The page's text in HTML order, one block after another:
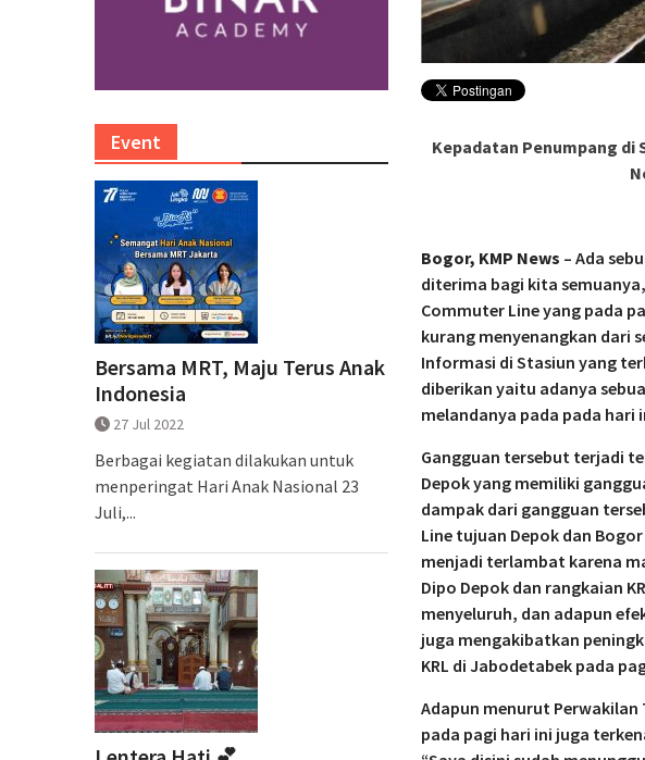
Kepadatan Penumpang di
Bogor, KMP News – Ada
diterima bagi kita
Commuter Line yang pada
kurang menyenangkan dari
Informasi di Stasiun yang
diberikan yaitu adanya
melandanya pada pada hari
Gangguan tersebut terjadi
Depok yang memiliki
dampak dari gangguan
Line tujuan Depok dan
menjadi terlambat karena
Dipo Depok dan rangkaian
menyeluruh, dan adapun
juga mengakibatkan
KRL di Jabodetabek pada
Adapun menurut Perwakilan
pada pagi hari ini juga
Event
Bersama MRT, Maju Terus Anak
Indonesia
27 Jul 2022
Berbagai kegiatan dilakukan untuk
menperingat Hari Anak Nasional 23
Juli,...